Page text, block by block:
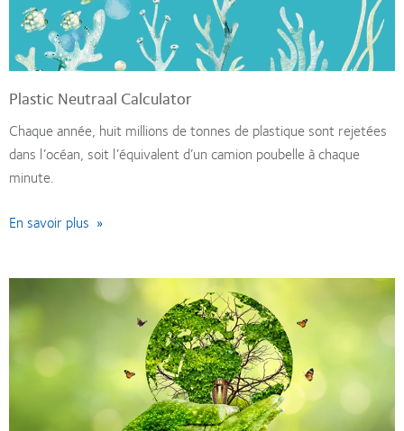
Plastic Neutraal Calculator
Chaque année, huit millions de tonnes de plastique sont rejetées
dans l’océan, soit l’équivalent d’un camion poubelle à chaque
minute.
En savoir plus »